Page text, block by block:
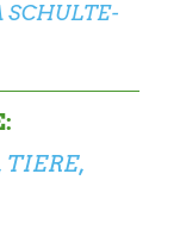
SCHULTE-
TIERE,